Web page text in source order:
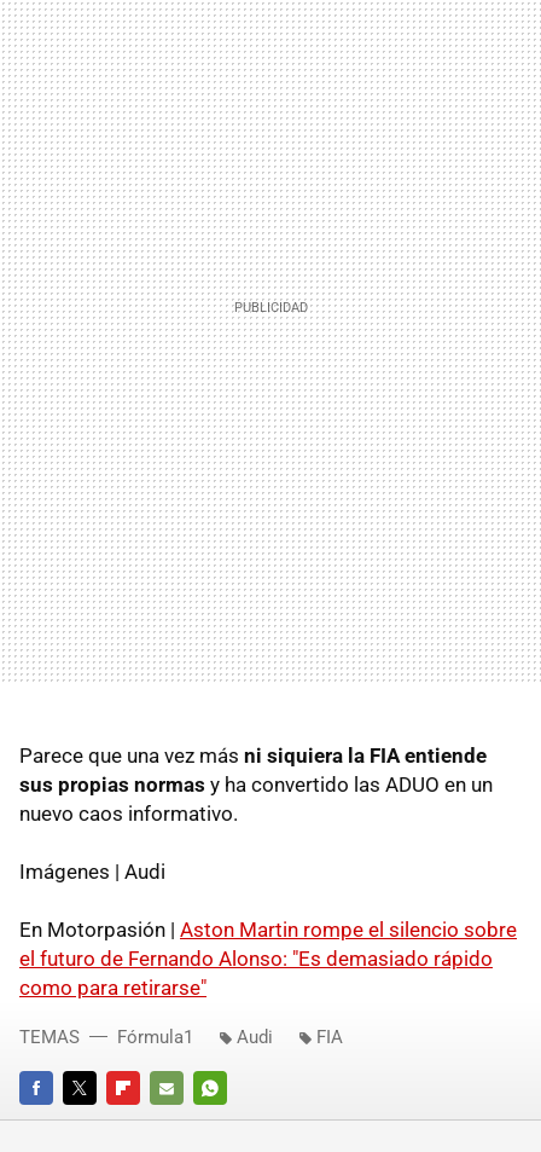
Parece que una vez más ni siquiera la FIA entiende
sus propias normas y ha convertido las ADUO en un
nuevo caos informativo.
Imágenes | Audi
En Motorpasión | Aston Martin rompe el silencio sobre
el futuro de Fernando Alonso: "Es demasiado rápido
como para retirarse"
FACEBOOKTWITTERFLIPBOARD
E-
WHATSAPP
TEMAS Fórmula1 Audi FIA